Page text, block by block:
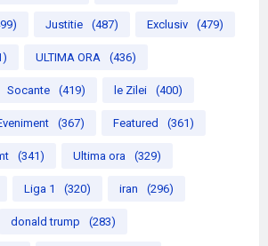
Justitie (487) Exclusiv (479)
ULTIMA ORA (436)
Socante (419) le Zilei (400)
(367) Featured (361)
(341) Ultima ora (329)
Liga 1 (320) iran (296)
donald trump (283)